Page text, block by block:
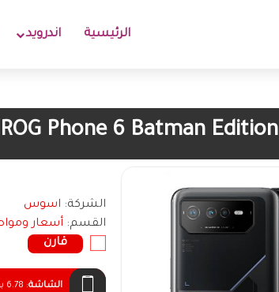
الرئيسية اندرويد
Phone 6 Batman Edition
الشركة: اسوس
القسم: أسعار
قارن
الشاشة: 6.78 بوصة (AMOLED)